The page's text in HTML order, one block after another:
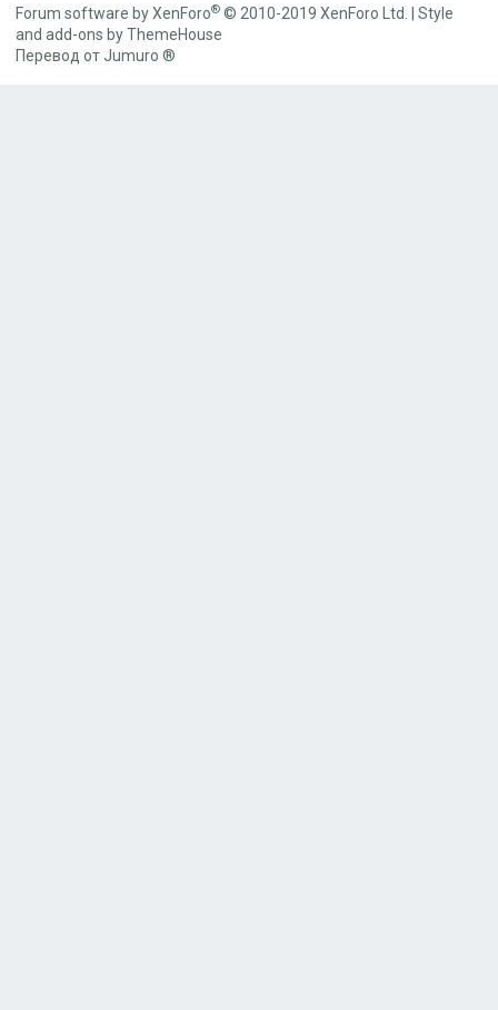
Forum software by XenForo® © 2010-2019 XenForo Ltd.
Style
and add-ons by ThemeHouse
Перевод от Jumuro ®